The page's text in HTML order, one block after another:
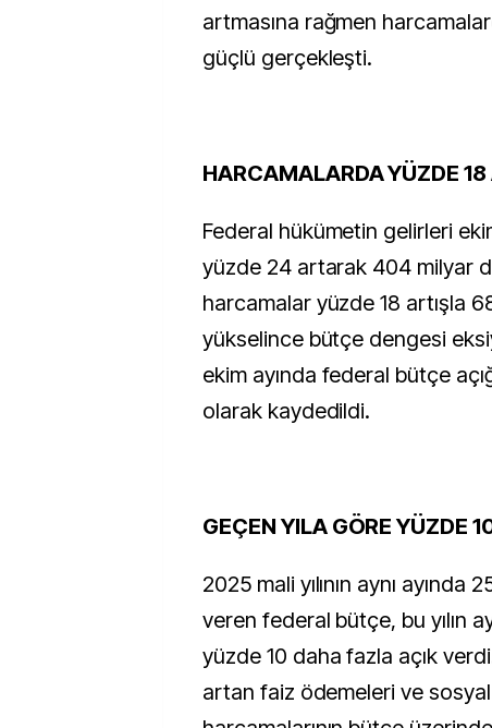
artmasına rağmen
güçlü gerçekleşti.
HARCAMALARDA YÜZDE 18
Federal hükümetin gelirleri
yüzde 24 artarak 404 milyar
harcamalar yüzde 18 artışla
yükselince bütçe dengesi
ekim ayında federal bütçe
olarak kaydedildi.
GEÇEN YILA GÖRE YÜZDE
2025 mali yılının aynı ayında
veren federal bütçe, bu yılın
yüzde 10 daha fazla açık
artan faiz ödemeleri ve